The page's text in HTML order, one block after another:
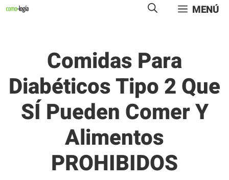
Saltar
MENÚ
Comidas Para
Diabéticos Tipo 2 Que
SÍ Pueden Comer Y
Alimentos
PROHIBIDOS